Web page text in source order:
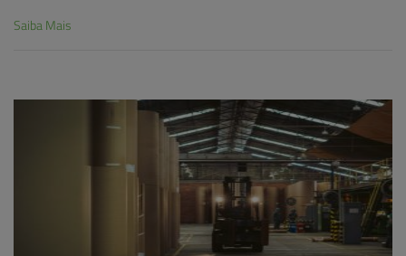
Saiba Mais